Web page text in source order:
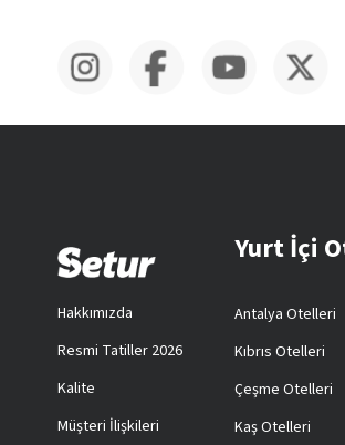
Hakkımızda
Resmi Tatiller 2026
Kalite
Müşteri İlişkileri
Yurt İçi
Antalya Otelleri
Kıbrıs Otelleri
Çeşme Otelleri
Kaş Otelleri